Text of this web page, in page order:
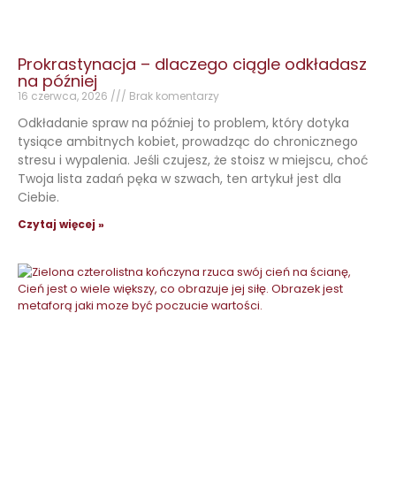
Prokrastynacja – dlaczego ciągle odkładasz
na później
16 czerwca, 2026 Brak komentarzy
Odkładanie spraw na później to problem, który dotyka
tysiące ambitnych kobiet, prowadząc do chronicznego
stresu i wypalenia. Jeśli czujesz, że stoisz w miejscu, choć
Twoja lista zadań pęka w szwach, ten artykuł jest dla
Ciebie.
Czytaj więcej »